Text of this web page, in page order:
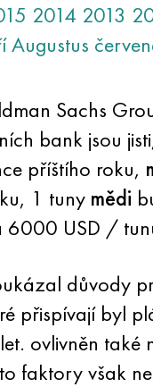
2014 2013
Augustus
Sachs
bank jsou
příštího roku,
1 tuny mědi
6000 USD /
důvody
přispívají byl
ovlivněn také
faktory však